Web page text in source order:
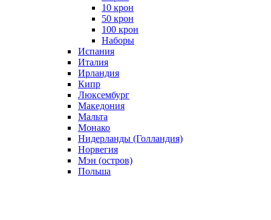
10 крон
50 крон
100 крон
Наборы
Испания
Италия
Ирландия
Кипр
Люксембург
Македония
Мальта
Монако
Нидерланды (Голландия)
Норвегия
Мэн (остров)
Польша